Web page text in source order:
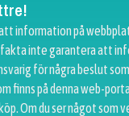
information på
inte garantera att
för några beslut
finns på denna web-
Om du ser något som